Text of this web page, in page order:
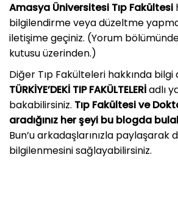
Amasya Üniversitesi Tıp Fakültesi
bilgilendirme veya düzeltme
iletişime geçiniz. (Yorum
kutusu üzerinden.)
Diğer Tıp Fakülteleri hakkında bilgi
TÜRKİYE’DEKİ TIP FAKÜLTELERİadlı
bakabilirsiniz. Tıp Fakültesi ve
aradığınız her şeyi bu blogda
Bun’u arkadaşlarınızla paylaşarak
bilgilenmesini sağlayabilirsiniz.